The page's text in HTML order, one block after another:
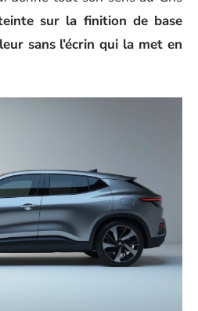
sur la finition de base
sans l’écrin qui la met en